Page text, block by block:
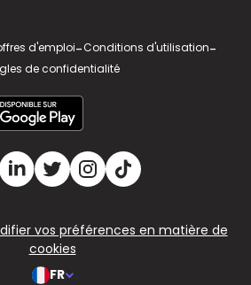
d'emploi-Conditions d'utilisation-
de confidentialité
vos préférences en matière de
cookies
FR